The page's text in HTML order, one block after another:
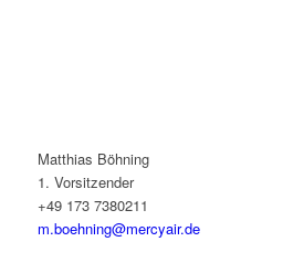
Matthias Böhning
1. Vorsitzender
+49 173 7380211
m.boehning@mercyair.de